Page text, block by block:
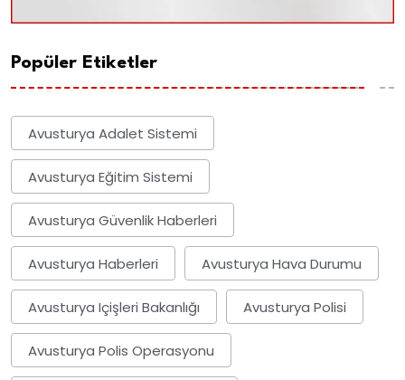
Popüler Etiketler
Avusturya Adalet Sistemi
Avusturya Eğitim Sistemi
Avusturya Güvenlik Haberleri
Avusturya Haberleri Avusturya Hava Durumu
Avusturya Içişleri Bakanlığı Avusturya Polisi
Avusturya Polis Operasyonu